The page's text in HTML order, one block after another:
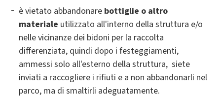
è vietato abbandonare bottiglie o altro
materiale utilizzato all'interno della struttura e/o
nelle vicinanze dei bidoni per la raccolta
differenziata, quindi dopo i festeggiamenti,
ammessi solo all'esterno della struttura, siete
inviati a raccogliere i rifiuti e a non abbandonarli nel
parco, ma di smaltirli adeguatamente.